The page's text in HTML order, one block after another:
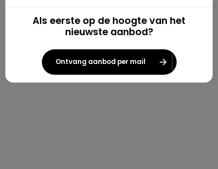
Als eerste op de hoogte van het
nieuwste aanbod?
Ontvang aanbod per mail